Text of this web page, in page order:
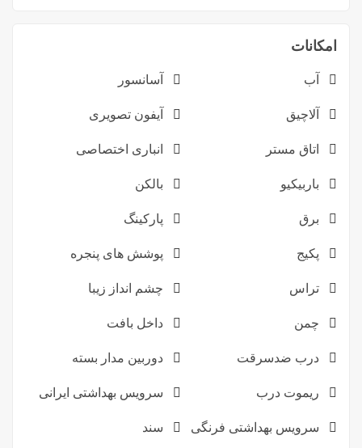
امکانات
آب آسانسور
آلاچیق آیفون تصویری
اتاق مستر انباری اختصاصی
باربیکیو بالکن
برق پارکینگ
پکیج پوشش های پنجره
تراس چشم انداز زیبا
چمن داخل بافت
درب ضدسرقت دوربین مدار بسته
ریموت درب سرویس بهداشتی ایرانی
سرویس بهداشتی فرنگی سند